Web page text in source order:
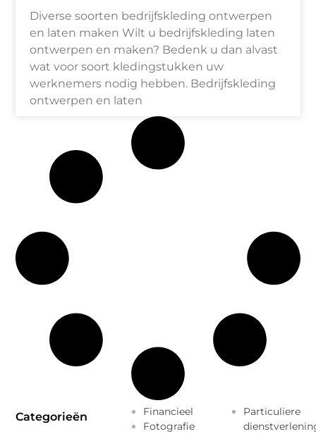
Diverse soorten bedrijfskleding ontwerpen
en laten maken Wilt u bedrijfskleding laten
ontwerpen en maken? Bedenk u dan alvast
wat voor soort kledingstukken uw
werknemers nodig hebben. Bedrijfskleding
ontwerpen en laten
Categorieën
Financieel
Fotografie
Particuliere